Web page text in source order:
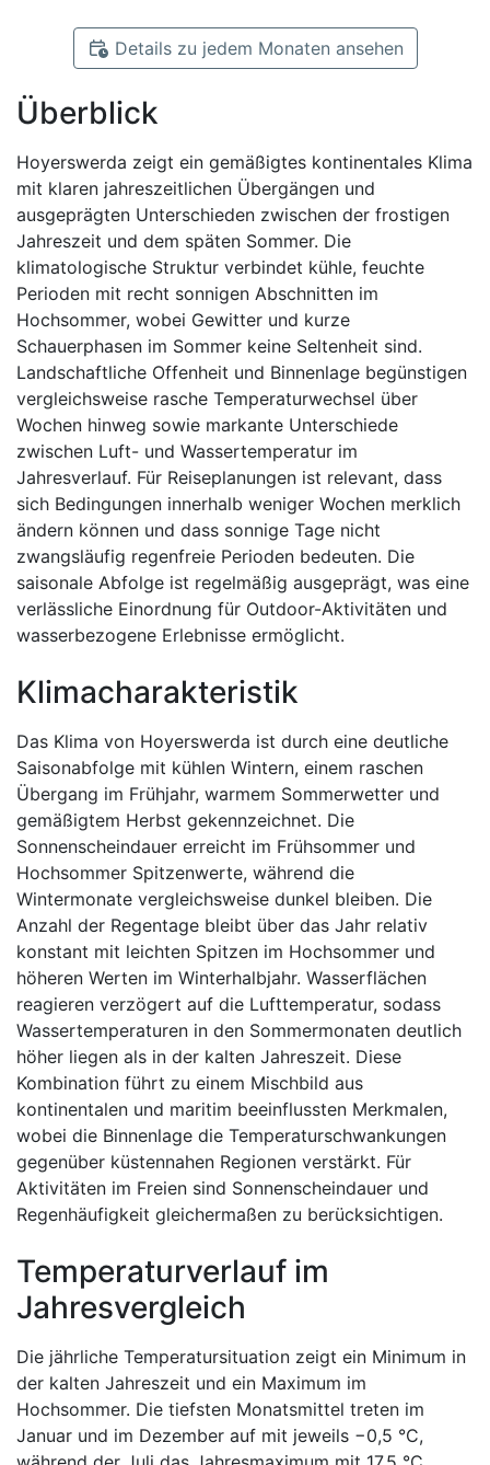
Details zu jedem Monaten ansehen
Überblick
Hoyerswerda zeigt ein gemäßigtes kontinentales Klima
mit klaren jahreszeitlichen Übergängen und
ausgeprägten Unterschieden zwischen der frostigen
Jahreszeit und dem späten Sommer. Die
klimatologische Struktur verbindet kühle, feuchte
Perioden mit recht sonnigen Abschnitten im
Hochsommer, wobei Gewitter und kurze
Schauerphasen im Sommer keine Seltenheit sind.
Landschaftliche Offenheit und Binnenlage begünstigen
vergleichsweise rasche Temperaturwechsel über
Wochen hinweg sowie markante Unterschiede
zwischen Luft- und Wassertemperatur im
Jahresverlauf. Für Reiseplanungen ist relevant, dass
sich Bedingungen innerhalb weniger Wochen merklich
ändern können und dass sonnige Tage nicht
zwangsläufig regenfreie Perioden bedeuten. Die
saisonale Abfolge ist regelmäßig ausgeprägt, was eine
verlässliche Einordnung für Outdoor-Aktivitäten und
wasserbezogene Erlebnisse ermöglicht.
Klimacharakteristik
Das Klima von Hoyerswerda ist durch eine deutliche
Saisonabfolge mit kühlen Wintern, einem raschen
Übergang im Frühjahr, warmem Sommerwetter und
gemäßigtem Herbst gekennzeichnet. Die
Sonnenscheindauer erreicht im Frühsommer und
Hochsommer Spitzenwerte, während die
Wintermonate vergleichsweise dunkel bleiben. Die
Anzahl der Regentage bleibt über das Jahr relativ
konstant mit leichten Spitzen im Hochsommer und
höheren Werten im Winterhalbjahr. Wasserflächen
reagieren verzögert auf die Lufttemperatur, sodass
Wassertemperaturen in den Sommermonaten deutlich
höher liegen als in der kalten Jahreszeit. Diese
Kombination führt zu einem Mischbild aus
kontinentalen und maritim beeinflussten Merkmalen,
wobei die Binnenlage die Temperaturschwankungen
gegenüber küstennahen Regionen verstärkt. Für
Aktivitäten im Freien sind Sonnenscheindauer und
Regenhäufigkeit gleichermaßen zu berücksichtigen.
Temperaturverlauf im
Jahresvergleich
Die jährliche Temperatursituation zeigt ein Minimum in
der kalten Jahreszeit und ein Maximum im
Hochsommer. Die tiefsten Monatsmittel treten im
Januar und im Dezember auf mit jeweils −0,5 °C,